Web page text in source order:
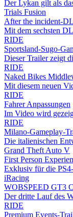
Der Lykan gilt als
Trials Fusion
After the incident-
Mit dem sechsten
RIDE
Sportsland-Sugo-
Dieser Trailer zeigt
RIDE
Naked Bikes
Mit diesem neuen
RIDE
Fahrer Anpassungen
Im Video wird
RIDE
Milano-Gameplay-
Die italienischen
Grand Theft Auto V
First Person
Exklusiv für die
iRacing
WOBSPEED GT3
Der dritte Lauf des
RIDE
Premium Events-